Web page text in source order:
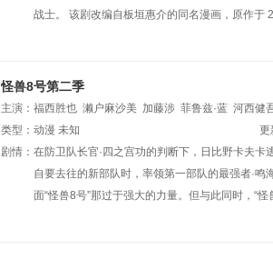
战士。 该剧改编自板垣惠介的同名漫画，原作
怪兽8号第二季
主演： 福西胜也 濑户麻沙美 加藤涉 菲鲁兹·蓝 河西健
裕行
类型： 动漫 未知
更
剧情： 在防卫队长官·四之宫功的判断下，日比野卡夫
自要去往的新部队时，率领第一部队的最强者·
面“怪兽8号”那过于强大的力量。但与此同时，“